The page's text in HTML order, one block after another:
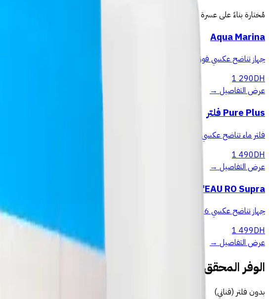
مُختارة بناءً على عسرة مياه طنجة (10–18°f). التوصيل والتركيب مجانيان.
Aqua Marina
جهاز تناضح عكسي فوق الطاولة 5 مراحل بدون حفر ولا سباك. يزيل 99.9% من النترات والكلور والمعادن الثقيلة. توصيل مجاني في المغرب.
1 290DH
عرض التفاصيل→
Pure Plus فلتر
فلتر ماء تناضح عكسي 5 مراحل اقتصادي وفعّال. يزيل 99.9% من الملوثات لماء نقي مباشرة من الصنبور.
1 490DH
عرض التفاصيل→
EC'EAU RO Supra
جهاز تناضح عكسي 6 مراحل مع إعادة التمعدن ومضخة 24V — ماء نقي ومعدني، خزان معدني 8 لتر، صنبور ستانلس ستيل.
1 499DH
عرض التفاصيل→
الوفر المحقق في طنجة — عائلة من 4 أفراد
بدون فلتر (قناني)